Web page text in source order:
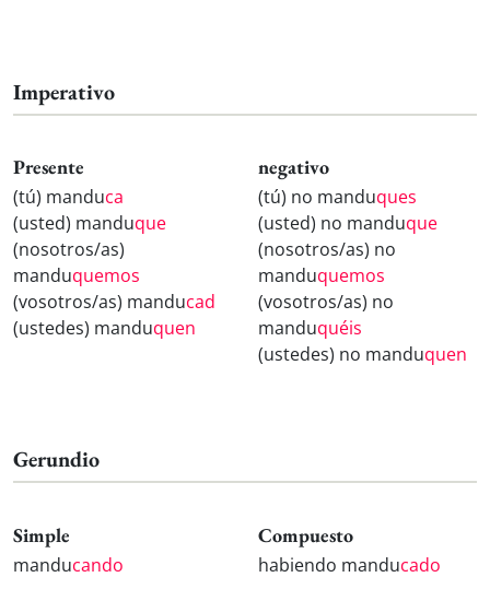
Imperativo
Presente
(tú) manduca
(usted) manduque
(nosotros/as)
manduquemos
(vosotros/as) manducad
(ustedes) manduquen
negativo
(tú) no manduques
(usted) no manduque
(nosotros/as) no
manduquemos
(vosotros/as) no
manduquéis
(ustedes) no manduquen
Gerundio
Simple
manducando
Compuesto
habiendo manducado